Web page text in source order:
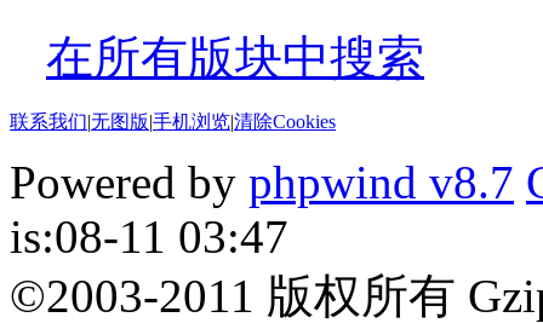
在所有版块中搜索
联系我们|无图版|手机浏览|清除Cookies
Powered by phpwind v8.7
is:08-11 03:47
©2003-2011 版权所有